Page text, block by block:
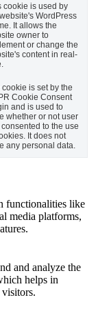
cookie is used by
WordPress
It allows the
owner to
or change the
content in real-
cookie is set by the
Cookie Consent
and is used to
whether or not user
to the use
It does not
any personal data.
functionalities like
media platforms,
and analyze the
helps in